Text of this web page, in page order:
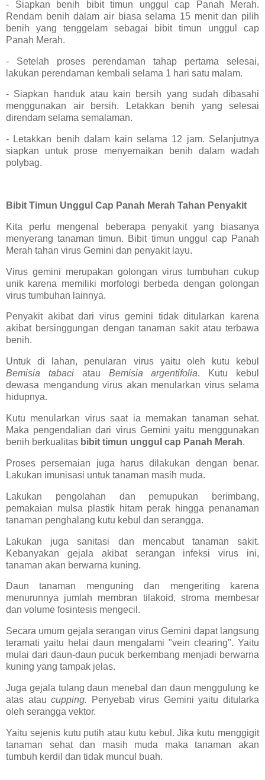
- Siapkan benih bibit timun unggul cap Panah Merah.
Rendam benih dalam air biasa selama 15 menit dan pilih
benih yang tenggelam sebagai bibit timun unggul cap
Panah Merah.
- Setelah proses perendaman tahap pertama selesai,
lakukan perendaman kembali selama 1 hari satu malam.
- Siapkan handuk atau kain bersih yang sudah dibasahi
menggunakan air bersih. Letakkan benih yang selesai
direndam selama semalaman.
- Letakkan benih dalam kain selama 12 jam. Selanjutnya
siapkan untuk prose menyemaikan benih dalam wadah
polybag.
Bibit Timun Unggul Cap Panah Merah Tahan Penyakit
Kita perlu mengenal beberapa penyakit yang biasanya
menyerang tanaman timun. Bibit timun unggul cap Panah
Merah tahan virus Gemini dan penyakit layu.
Virus gemini merupakan golongan virus tumbuhan cukup
unik karena memiliki morfologi berbeda dengan golongan
virus tumbuhan lainnya.
Penyakit akibat dari virus gemini tidak ditularkan karena
akibat bersinggungan dengan tanaman sakit atau terbawa
benih.
Untuk di lahan, penularan virus yaitu oleh kutu kebul
Bemisia tabaciatau Bemisia argentifolia. Kutu kebul
dewasa mengandung virus akan menularkan virus selama
hidupnya.
Kutu menularkan virus saat ia memakan tanaman sehat.
Maka pengendalian dari virus Gemini yaitu menggunakan
benih berkualitas bibit timun unggul cap Panah Merah.
Proses persemaian juga harus dilakukan dengan benar.
Lakukan imunisasi untuk tanaman masih muda.
Lakukan pengolahan dan pemupukan berimbang,
pemakaian mulsa plastik hitam perak hingga penanaman
tanaman penghalang kutu kebul dan serangga.
Lakukan juga sanitasi dan mencabut tanaman sakit.
Kebanyakan gejala akibat serangan infeksi virus ini,
tanaman akan berwarna kuning.
Daun tanaman menguning dan mengeriting karena
menurunnya jumlah membran tilakoid, stroma membesar
dan volume fosintesis mengecil.
Secara umum gejala serangan virus Gemini dapat langsung
teramati yaitu helai daun mengalami "vein clearing". Yaitu
mulai dari daun-daun pucuk berkembang menjadi berwarna
kuning yang tampak jelas.
Juga gejala tulang daun menebal dan daun menggulung ke
atas ataucupping.
Penyebab virus Gemini yaitu ditularka
oleh serangga vektor.
Yaitu sejenis kutu putih atau kutu kebul. Jika kutu menggigit
tanaman sehat dan masih muda maka tanaman akan
tumbuh kerdil dan tidak muncul buah.